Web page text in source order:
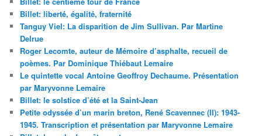
Billet: liberté, égalité, fraternité
Tanguy Viel: La disparition de Jim Sullivan. Par Martine
Delrue
Roger Lecomte, auteur de Mémoire d’asphalte, recueil de
poèmes. Par Dominique Thiébaut Lemaire
Le quintette vocal Antoine Geoffroy Dechaume. Présentation
par Maryvonne Lemaire
Billet: le solstice d’été et la Saint-Jean
Petite odyssée d’un marin breton, René Scavennec (II): 1943-
1945. Transcription et présentation par Maryvonne Lemaire